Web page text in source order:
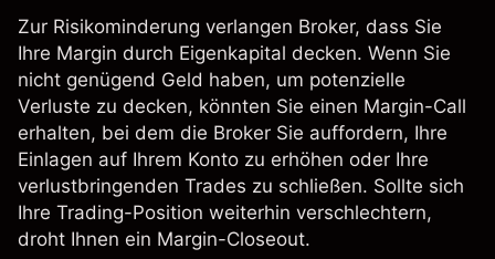
Zur Risikominderung verlangen Broker, dass Sie
Ihre Margin durch Eigenkapital decken. Wenn Sie
nicht genügend Geld haben, um potenzielle
Verluste zu decken, könnten Sie einen Margin-Call
erhalten, bei dem die Broker Sie auffordern, Ihre
Einlagen auf Ihrem Konto zu erhöhen oder Ihre
verlustbringenden Trades zu schließen. Sollte sich
Ihre Trading-Position weiterhin verschlechtern,
droht Ihnen ein Margin-Closeout.